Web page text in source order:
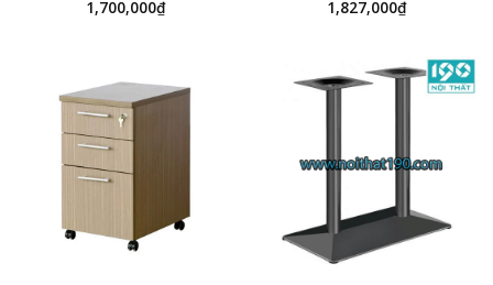
1,700,000₫
1,827,000₫